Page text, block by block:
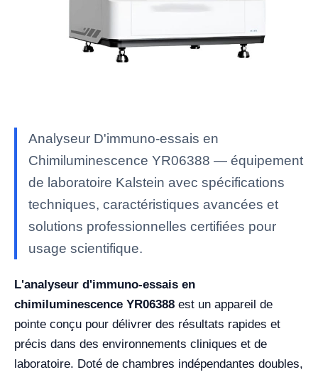
Analyseur D'immuno-essais en
Chimiluminescence YR06388 — équipement
de laboratoire Kalstein avec spécifications
techniques, caractéristiques avancées et
solutions professionnelles certifiées pour
usage scientifique.
L'analyseur d'immuno-essais en
chimiluminescence YR06388 est un appareil de
pointe conçu pour délivrer des résultats rapides et
précis dans des environnements cliniques et de
laboratoire. Doté de chambres indépendantes doubles,